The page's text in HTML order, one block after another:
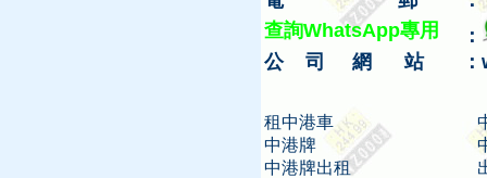
查詢WhatsApp專用
：
公 司 網 站
租中港車
中港牌
中港牌出租